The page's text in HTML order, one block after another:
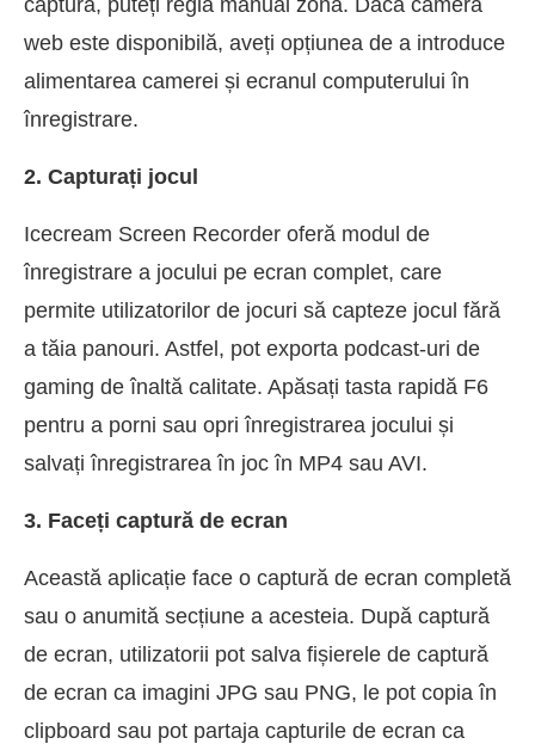
web este disponibilă, aveți opțiunea de a introduce
alimentarea camerei și ecranul computerului în
înregistrare.
2. Capturați jocul
Icecream Screen Recorder oferă modul de
înregistrare a jocului pe ecran complet, care
permite utilizatorilor de jocuri să capteze jocul fără
a tăia panouri. Astfel, pot exporta podcast-uri de
gaming de înaltă calitate. Apăsați tasta rapidă F6
pentru a porni sau opri înregistrarea jocului și
salvați înregistrarea în joc în MP4 sau AVI.
3. Faceți captură de ecran
Această aplicație face o captură de ecran completă
sau o anumită secțiune a acesteia. După captură
de ecran, utilizatorii pot salva fișierele de captură
de ecran ca imagini JPG sau PNG, le pot copia în
clipboard sau pot partaja capturile de ecran ca